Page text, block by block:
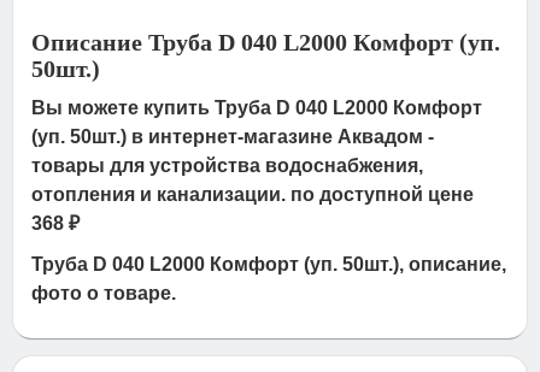
Описание Труба D 040 L2000 Комфорт (уп.
50шт.)
Вы можете купить Труба D 040 L2000 Комфорт
(уп. 50шт.) в интернет-магазине Аквадом -
товары для устройства водоснабжения,
отопления и канализации. по доступной цене
368 ₽
Труба D 040 L2000 Комфорт (уп. 50шт.), описание,
фото о товаре.